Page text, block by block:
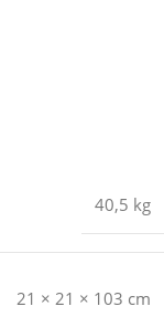
40,5 kg
21 × 21 × 103 cm